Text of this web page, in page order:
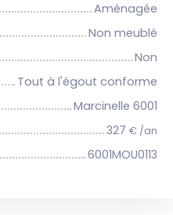
Aménagée
Non meublé
Non
Tout à l'égout conforme
Marcinelle 6001
327 € /an
6001MOU0113